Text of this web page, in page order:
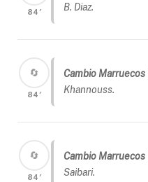
84′
B. Diaz.
🔄
84′
Cambio Marruecos
Khannouss.
🔄
84′
Cambio Marruecos
Saibari.